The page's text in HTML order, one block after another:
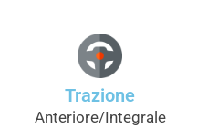
Trazione
Anteriore/Integrale